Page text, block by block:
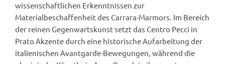
wissenschaftlichen Erkenntnissen zur
Materialbeschaffenheit des Carrara-Marmors. Im Bereich
der reinen Gegenwartskunst setzt das Centro Pecci in
Prato Akzente durch eine historische Aufarbeitung der
italienischen Avantgarde-Bewegungen, während die